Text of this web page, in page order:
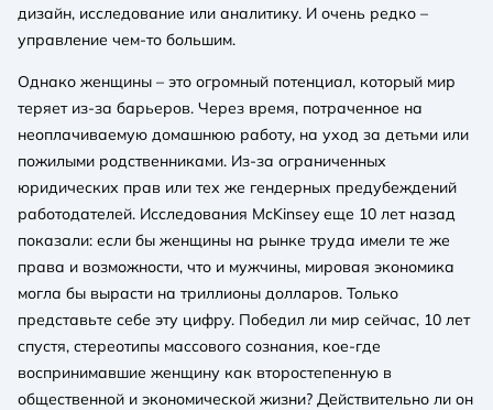
дизайн, исследование или аналитику. И очень редко –
управление чем-то большим.
Однако женщины – это огромный потенциал, который мир
теряет из-за барьеров. Через время, потраченное на
неоплачиваемую домашнюю работу, на уход за детьми или
пожилыми родственниками. Из-за ограниченных
юридических прав или тех же гендерных предубеждений
работодателей. Исследования McKinsey еще 10 лет назад
показали: если бы женщины на рынке труда имели те же
права и возможности, что и мужчины, мировая экономика
могла бы вырасти на триллионы долларов. Только
представьте себе эту цифру. Победил ли мир сейчас, 10 лет
спустя, стереотипы массового сознания, кое-где
воспринимавшие женщину как второстепенную в
общественной и экономической жизни? Действительно ли он